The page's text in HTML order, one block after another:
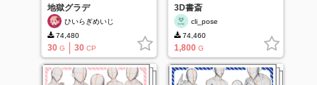
地獄グラデ
ひいらぎめいじ
74,480
30 G 30 CP
3D書斎
cli_pose
74,460
1,800 G